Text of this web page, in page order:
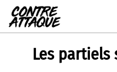
Aller
au
contenu
Les partiels